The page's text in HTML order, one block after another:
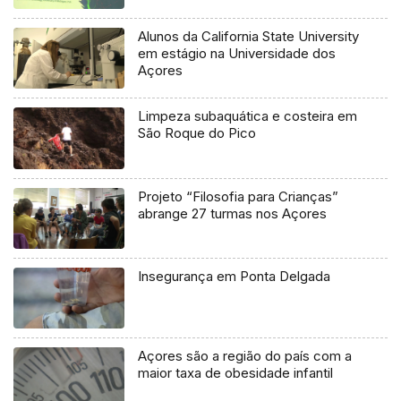
Alunos da California State University
em estágio na Universidade dos
Açores
Limpeza subaquática e costeira em
São Roque do Pico
Projeto “Filosofia para Crianças”
abrange 27 turmas nos Açores
Insegurança em Ponta Delgada
Açores são a região do país com a
maior taxa de obesidade infantil